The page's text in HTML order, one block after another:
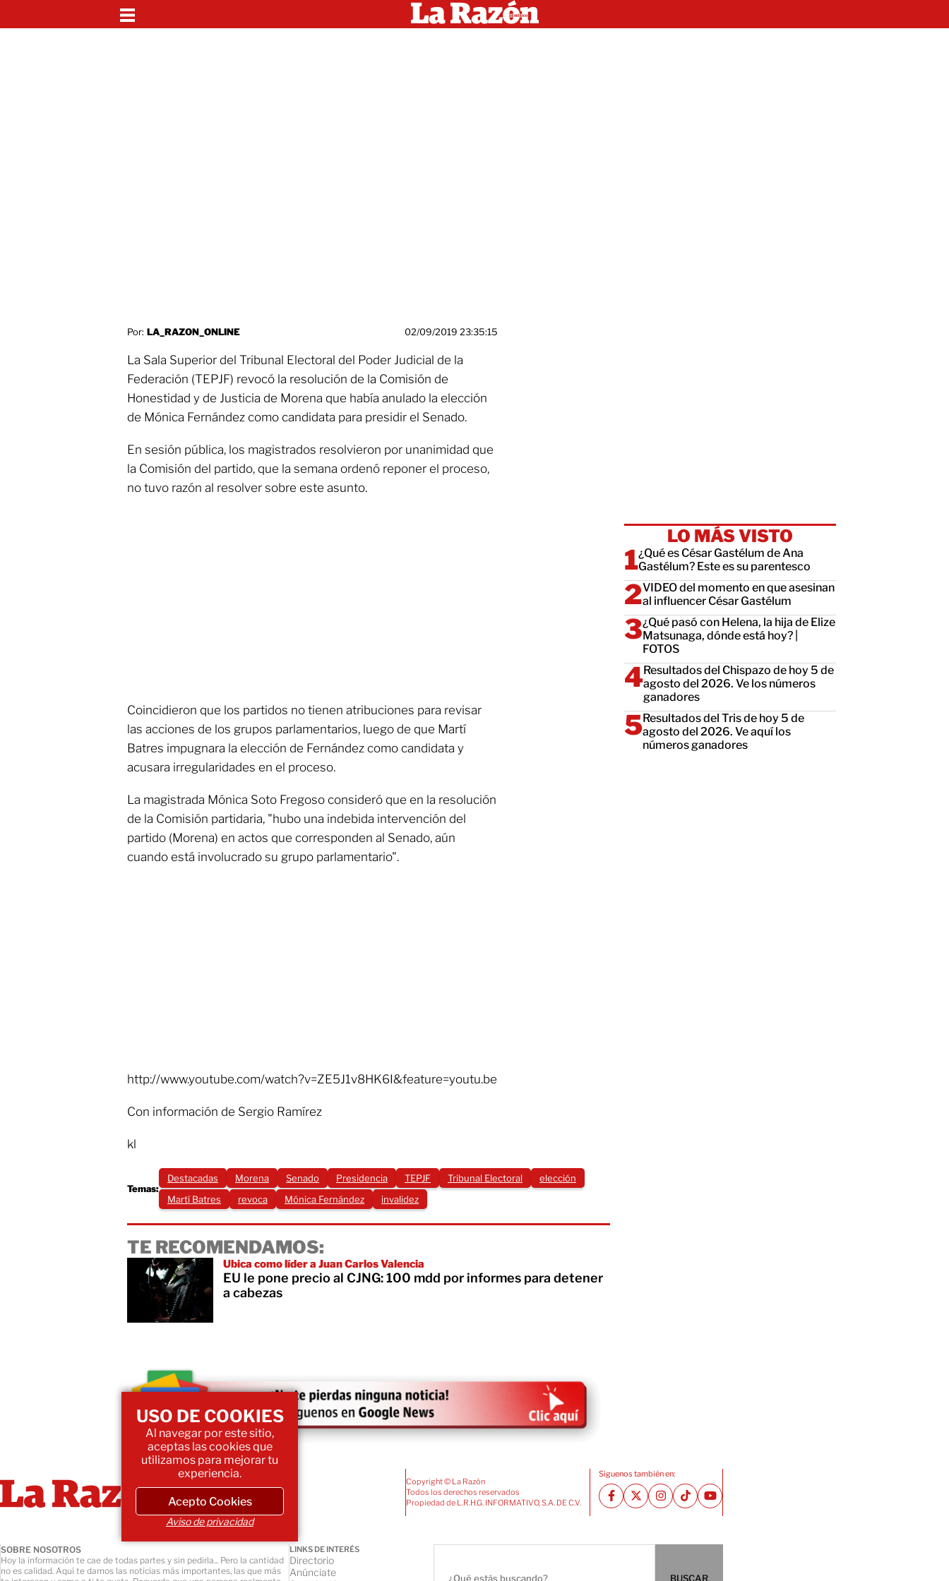
Por: LA_RAZON_ONLINE 02/09/2019 23:35:15
La Sala Superior del Tribunal Electoral del Poder Judicial de la
Federación (TEPJF) revocó la resolución de la Comisión de
Honestidad y de Justicia de Morena que había anulado la elección
de Mónica Fernández como candidata para presidir el Senado.
En sesión pública, los magistrados resolvieron por unanimidad que
la Comisión del partido, que la semana ordenó reponer el proceso,
no tuvo razón al resolver sobre este asunto.
Coincidieron que los partidos no tienen atribuciones para revisar
las acciones de los grupos parlamentarios, luego de que Martí
Batres impugnara la elección de Fernández como candidata y
acusara irregularidades en el proceso.
La magistrada Mónica Soto Fregoso consideró que en la resolución
de la Comisión partidaria, "hubo una indebida intervención del
partido (Morena) en actos que corresponden al Senado, aún
cuando está involucrado su grupo parlamentario".
http://www.youtube.com/watch?v=ZE5J1v8HK6I&feature=youtu.be
Con información de Sergio Ramírez
kl
Temas:
Destacadas Morena Senado Presidencia TEPJF Tribunal Electoral
elección
Martí Batres
revoca Mónica Fernández invalidez
TE RECOMENDAMOS:
Ubica como líder a Juan Carlos Valencia
EU le pone precio al CJNG: 100 mdd por informes para detener
a cabezas
LO MÁS VISTO
¿Qué es César Gastélum de Ana
Gastélum? Este es su parentesco
VIDEO del momento en que asesinan
al influencer César Gastélum
¿Qué pasó con Helena, la hija de Elize
Matsunaga, dónde está hoy? |
FOTOS
Resultados del Chispazo de hoy 5 de
agosto del 2026. Ve los números
ganadores
Resultados del Tris de hoy 5 de
agosto del 2026. Ve aquí los
números ganadores
Copyright © La Razón
Todos los derechos reservados
Propiedad de L.R.H.G. INFORMATIVO, S.A. DE C.V.
Siguenos también en:
SOBRE NOSOTROS
Hoy la información te cae de todas partes y sin pedirla... Pero la cantidad
no es calidad. Aquí te damos las noticias más importantes, las que más
LINKS DE INTERÉS
Directorio
Anúnciate
BUSCAR
USO DE COOKIES
Al navegar por este sitio,
aceptas las cookies que
utilizamos para mejorar tu
experiencia.
Acepto Cookies
Aviso de privacidad